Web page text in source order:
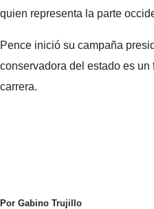
quien representa la parte
Pence inició su campaña
conservadora del estado es
carrera.
Por Gabino Trujillo